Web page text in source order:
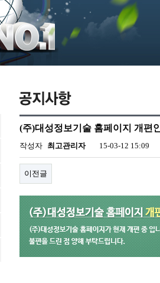
(주)대성정보기술 홈페이지 개편
작성자 최고관리자 15-03-12 15:09
이전글